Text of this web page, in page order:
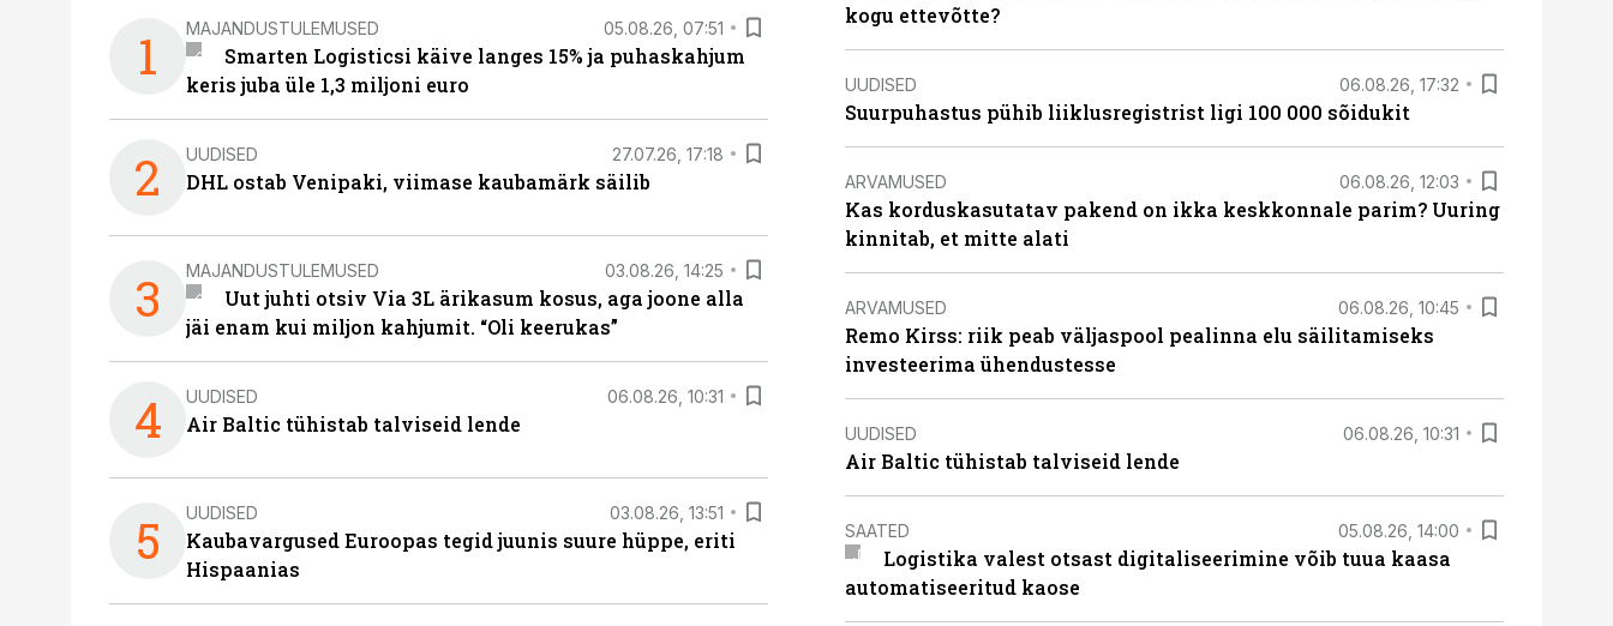
1 MAJANDUSTULEMUSED 05.08.26, 07:51
Smarten Logisticsi käive langes 15% ja puhaskahjum
keris juba üle 1,3 miljoni euro
2 UUDISED 27.07.26, 17:18
DHL ostab Venipaki, viimase kaubamärk säilib
3 MAJANDUSTULEMUSED 03.08.26, 14:25
Uut juhti otsiv Via 3L ärikasum kosus, aga joone alla
jäi enam kui miljon kahjumit. “Oli keerukas”
4 UUDISED 06.08.26, 10:31
Air Baltic tühistab talviseid lende
5 UUDISED 03.08.26, 13:51
Kaubavargused Euroopas tegid juunis suure hüppe, eriti
Hispaanias
kogu ettevõtte?
UUDISED 06.08.26, 17:32
Suurpuhastus pühib liiklusregistrist ligi 100 000 sõidukit
ARVAMUSED 06.08.26, 12:03
Kas korduskasutatav pakend on ikka keskkonnale parim? Uuring
kinnitab, et mitte alati
ARVAMUSED 06.08.26, 10:45
Remo Kirss: riik peab väljaspool pealinna elu säilitamiseks
investeerima ühendustesse
UUDISED 06.08.26, 10:31
Air Baltic tühistab talviseid lende
SAATED 05.08.26, 14:00
Logistika valest otsast digitaliseerimine võib tuua kaasa
automatiseeritud kaose